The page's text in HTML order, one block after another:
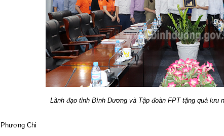
Lãnh đạo tỉnh Bình Dương và Tập đoàn FPT tặng quà lưu
Phương Chi